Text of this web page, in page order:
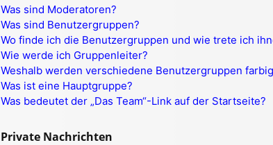
Was sind Moderatoren?
Was sind Benutzergruppen?
Wo finde ich die Benutzergruppen und wie trete ich
Wie werde ich Gruppenleiter?
Weshalb werden verschiedene Benutzergruppen
Was ist eine Hauptgruppe?
Was bedeutet der „Das Team“-Link auf der Startseite?
Private Nachrichten